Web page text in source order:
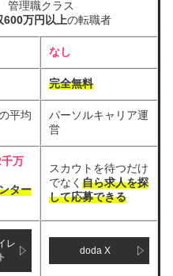
管理職クラス
600万円以上の転職者
なし
完全無料
平均
パーソルキャリア運
営
万
ター
スカウトを待つだけ
でなく 自ら求人を探
して応募できる
レ
doda X